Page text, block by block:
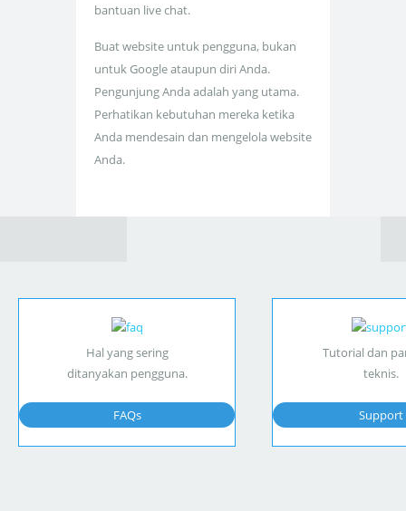
bantuan live chat.
Buat website untuk pengguna, bukan
untuk Google ataupun diri Anda.
Pengunjung Anda adalah yang utama.
Perhatikan kebutuhan mereka ketika
Anda mendesain dan mengelola website
Anda.
Hal yang sering
ditanyakan pengguna.
FAQs
Tutorial dan
teknis.
Support